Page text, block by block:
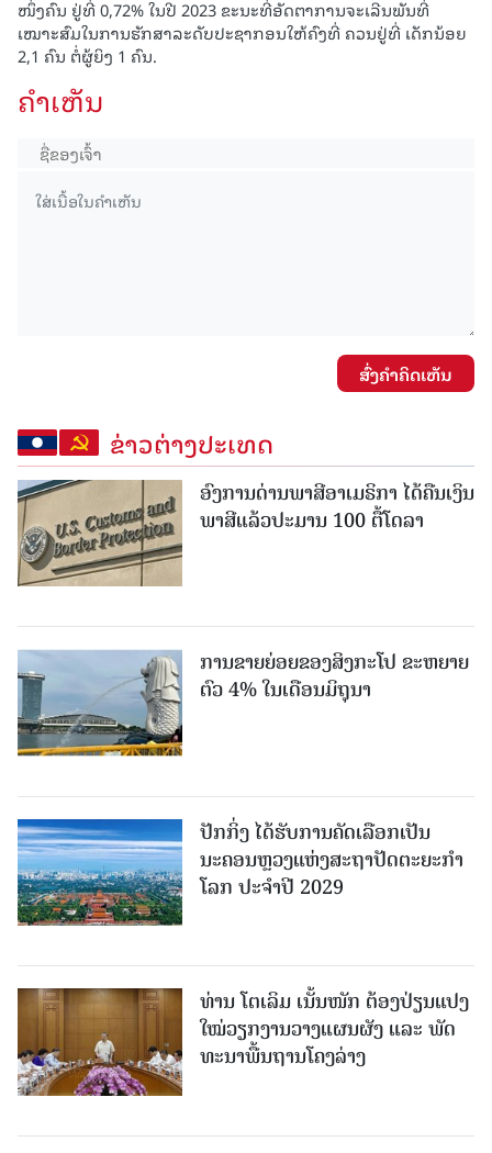
ໜຶ່ງຄົນ ຢູ່ທີ່ 0,72% ໃນປີ 2023 ຂະນະທີ່ອັດຕາການຈະເລີນພັນທີ່
ເໝາະສົມໃນການຮັກສາລະດັບປະຊາກອນໃຫ້ຄົງທີ່ ຄວນຢູ່ທີ່ ເດັກນ້ອຍ
2,1 ຄົນ ຕໍ່ຜູ້ຍິງ 1 ຄົນ.
ຄໍາເຫັນ
ສົ່ງຄໍາຄິດເຫັນ
ຂ່າວຕ່າງປະເທດ
ອົງການດ່ານພາສີອາເມຣິກາ ໄດ້ຄືນເງິນ
ພາສີແລ້ວປະມານ 100 ຕື້ໂດລາ
ການຂາຍຍ່ອຍຂອງສິງກະໂປ ຂະຫຍາຍ
ຕົວ 4% ໃນເດືອນມິຖຸນາ
ປັກກິ່ງ ໄດ້ຮັບການຄັດເລືອກເປັນ
ນະຄອນຫຼວງແຫ່ງສະຖາປັດຕະຍະກຳ
ໂລກ ປະຈຳປີ 2029
ທ່ານ ໂຕ​ເລິມ ເນັ້ນໜັກ ຕ້ອງ​ປ່ຽນ​ແປງ​
ໃໝ່​ວຽກ​ງານ​ວາງ​ແຜນ​ຜັງ ແລະ ​ພັດ​
ທະ​ນາ​ພື້ນ​ຖານ​ໂຄງ​ລ່າງ